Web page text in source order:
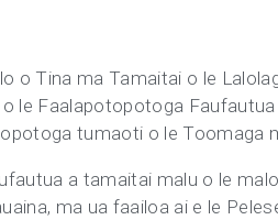
o Tina ma Tamaitai o le
le Faalapotopotoga
tumaoti o le Toomaga
a tamaitai malu o le
ma ua faailoa ai e le